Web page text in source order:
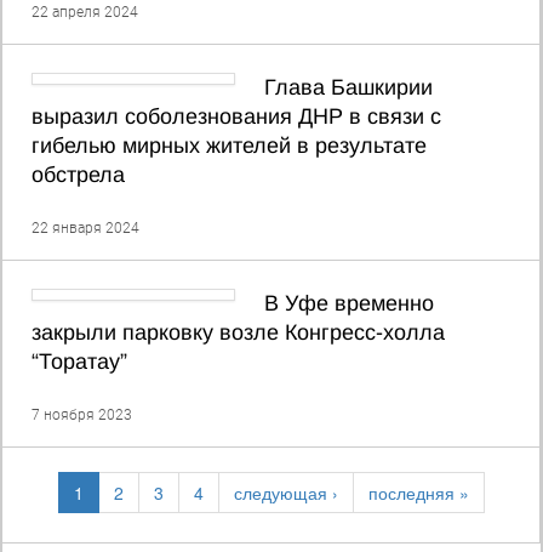
22 апреля 2024
Глава Башкирии
выразил соболезнования ДНР в связи с
гибелью мирных жителей в результате
обстрела
22 января 2024
В Уфе временно
закрыли парковку возле Конгресс-холла
“Торатау”
7 ноября 2023
1 2 3 4 следующая › последняя »